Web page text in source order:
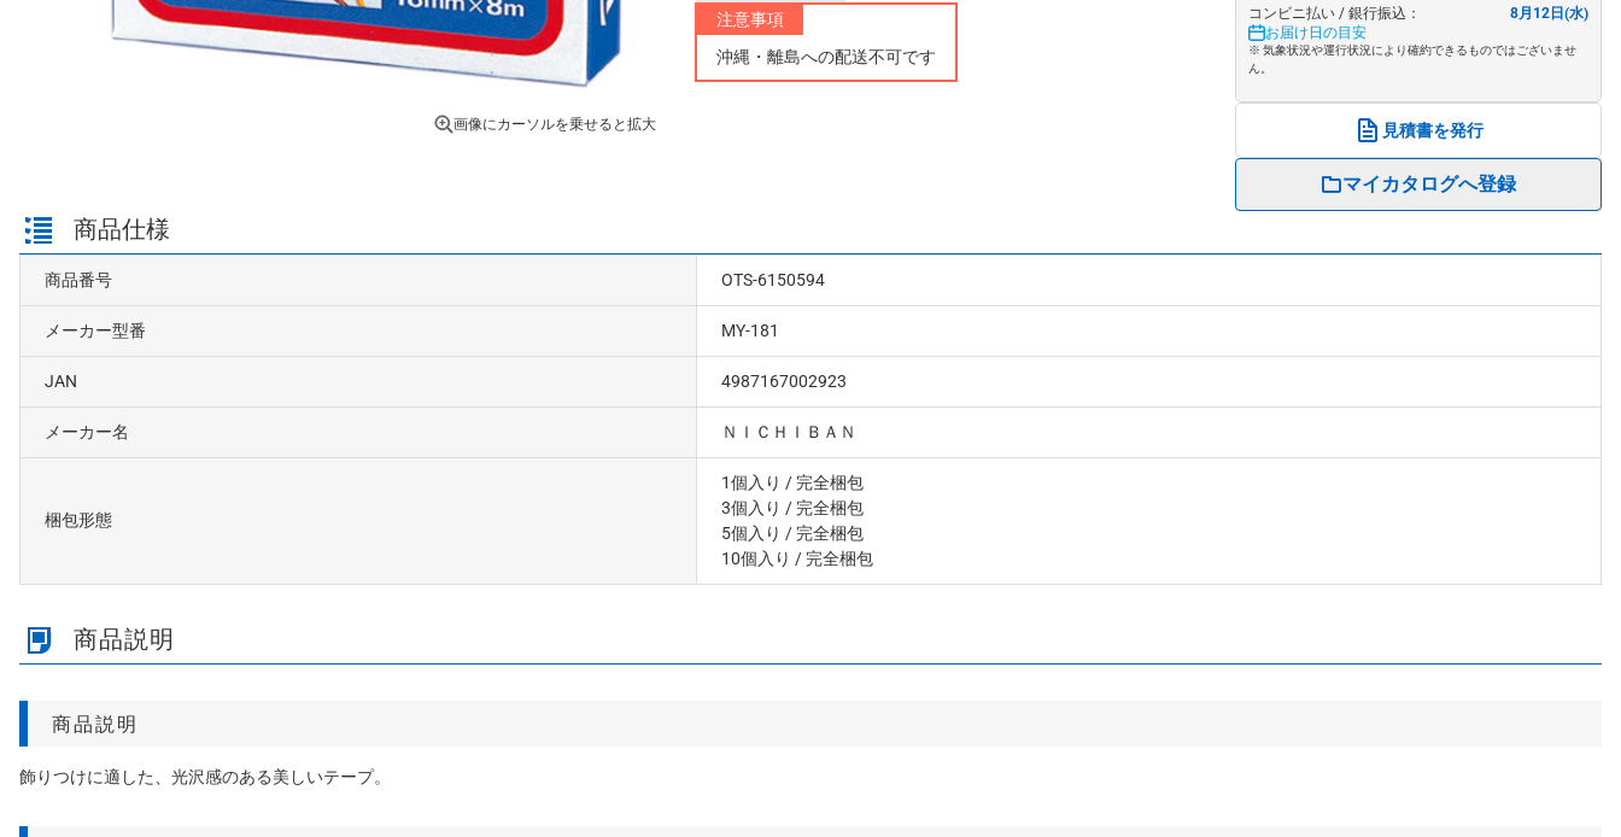
画像にカーソルを乗せると拡大
注意事項
沖縄・離島への配送不可です
コンビニ払い / 銀行振込：
8月12日(水)
お届け日の目安
※ 気象状況や運行状況により確約できるものではございませ
ん。
見積書を発行
マイカタログへ登録
商品仕様
商品番号 OTS-6150594
メーカー型番 MY-181
JAN 4987167002923
メーカー名 ＮＩＣＨＩＢＡＮ
梱包形態
1個入り / 完全梱包
3個入り / 完全梱包
5個入り / 完全梱包
10個入り / 完全梱包
商品説明
商品説明
飾りつけに適した、光沢感のある美しいテープ。